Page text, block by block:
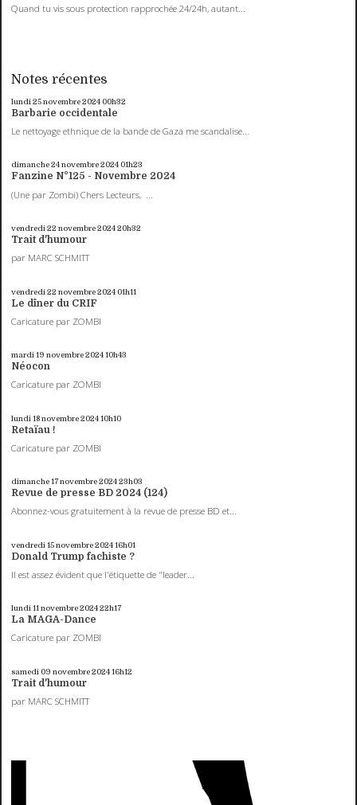
Quand tu vis sous protection rapprochée 24/24h, autant...
Notes récentes
lundi 25novembre 2024 00h32
Barbarie occidentale
Le nettoyage ethnique de la bande de Gaza me scandalise...
dimanche 24novembre 2024 01h23
Fanzine N°125 - Novembre 2024
(Une par Zombi) Chers Lecteurs, ...
vendredi 22 novembre 202420h32
Trait d'humour
par MARC SCHMITT
vendredi 22 novembre 2024 01h11
Le dîner du CRIF
Caricature par ZOMBI
mardi 19 novembre 202410h43
Néocon
Caricature par ZOMBI
lundi 18novembre 202410h10
Retaïau !
Caricature par ZOMBI
dimanche 17novembre 202423h03
Revue de presse BD 2024 (124)
Abonnez-vous gratuitement à la revue de presse BD et...
vendredi 15novembre 202416h01
Donald Trump fachiste ?
Il est assez évident que l'étiquette de "leader...
lundi 11novembre 202422h17
La MAGA-Dance
Caricature par ZOMBI
samedi 09 novembre 202416h12
Trait d'humour
par MARC SCHMITT